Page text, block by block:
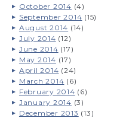
October 2014 (4)
September 2014 (15)
August 2014 (14)
July 2014 (12)
June 2014 (17)
May 2014 (17)
April 2014 (24)
March 2014 (6)
February 2014 (6)
January 2014 (3)
December 2013 (13)